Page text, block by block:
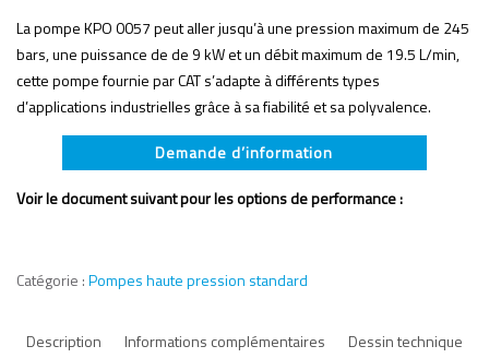
La pompe KPO 0057 peut aller jusqu’à une pression maximum de 245
bars, une puissance de de 9 kW et un débit maximum de 19.5 L/min,
cette pompe fournie par CAT s’adapte à différents types
d’applications industrielles grâce à sa fiabilité et sa polyvalence.
Demande d’information
Voir le document suivant pour les options de performance :
Catégorie :Pompes haute pression standard
Description Informations complémentaires
Dessin technique